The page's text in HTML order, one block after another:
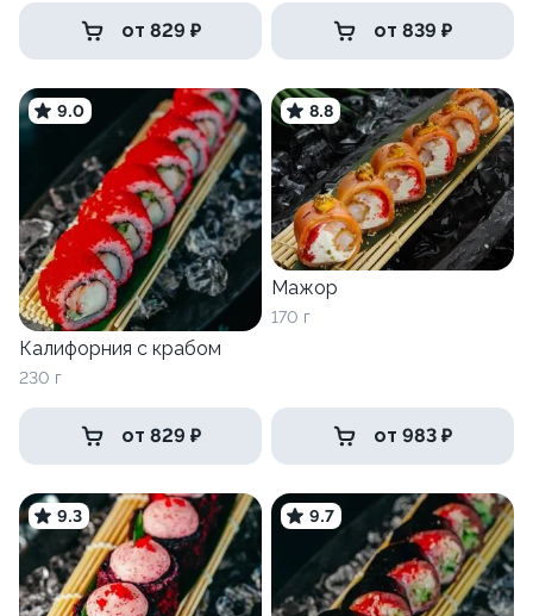
от 829 ₽ от 839 ₽
9.0
Калифорния с крабом
230 г
от 829 ₽
8.8
Мажор
170 г
от 983 ₽
9.3 9.7